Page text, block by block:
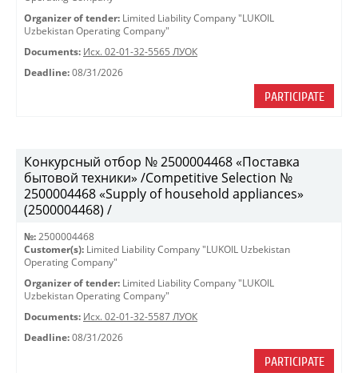
Organizer of tender: Limited Liability Company "LUKOIL
Uzbekistan Operating Company"
Documents: Исх. 02-01-32-5565 ЛУОК
Deadline: 08/31/2026
PARTICIPATE
Конкурсный отбор № 2500004468 «Поставка
бытовой техники» /Competitive Selection №
2500004468 «Supply of household appliances»
(2500004468) /
№: 2500004468
Customer(s): Limited Liability Company "LUKOIL Uzbekistan
Operating Company"
Organizer of tender: Limited Liability Company "LUKOIL
Uzbekistan Operating Company"
Documents: Исх. 02-01-32-5587 ЛУОК
Deadline: 08/31/2026
PARTICIPATE